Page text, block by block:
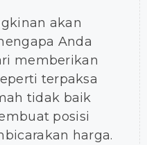
akan
Anda
memberikan
terpaksa
tidak baik
posisi
harga.